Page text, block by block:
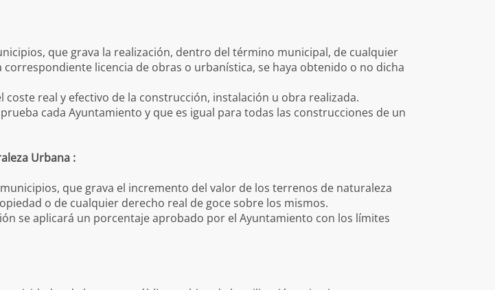
que grava la realización, dentro del término municipal, de cualquier
licencia de obras o urbanística, se haya obtenido o no dicha
real y efectivo de la construcción, instalación u obra realizada.
cada Ayuntamiento y que es igual para todas las construcciones de un
Urbana :
que grava el incremento del valor de los terrenos de naturaleza
o de cualquier derecho real de goce sobre los mismos.
se aplicará un porcentaje aprobado por el Ayuntamiento con los límites